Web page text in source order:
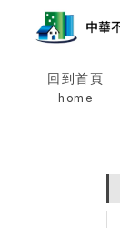
回到首頁
home